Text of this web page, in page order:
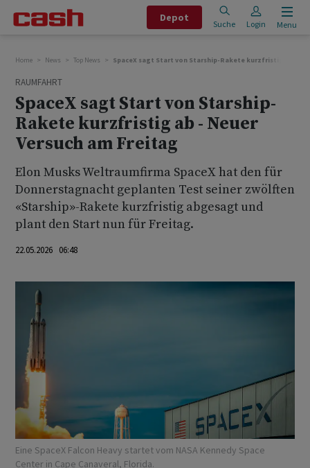
Depot
Suche Login Menu
Home News Top News SpaceX sagt Start von Starship-Rakete kurzfristig ab -
RAUMFAHRT
SpaceX sagt Start von Starship-
Rakete kurzfristig ab - Neuer
Versuch am Freitag
Elon Musks Weltraumfirma SpaceX hat den für
Donnerstagnacht geplanten Test seiner zwölften
«Starship»-Rakete kurzfristig abgesagt und
plant den Start nun für Freitag.
22.05.2026 06:48
Eine SpaceX Falcon Heavy startet vom NASA Kennedy Space
Center in Cape Canaveral, Florida.